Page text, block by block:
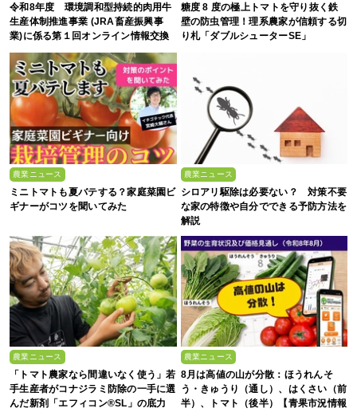
令和8年度 環境調和型持続的肉用牛
生産体制推進事業 (JRA畜産振興事
業)に係る第１回オンライン情報交換
会
糖度 8 度の極上トマトを守り抜く鉄
壁の防虫管理！理系農家が信頼する切
り札「ダブルシューターSE」
農業ニュース
ミニトマトも夏バテする？家庭菜園ビ
ギナーがコツを聞いてみた
農業ニュース
シロアリ駆除は必要ない？ 対策不要
な家の特徴や自分でできる予防方法を
解説
農業ニュース
「トマト農家なら間違いなく使う」若
手生産者がコナジラミ防除の一手に選
んだ新剤「エフィコン®SL」の底力
農業ニュース
8月は高値の山が分散：ほうれんそ
う・きゅうり（通し）、はくさい（前
半）、トマト（後半）【青果市況情報